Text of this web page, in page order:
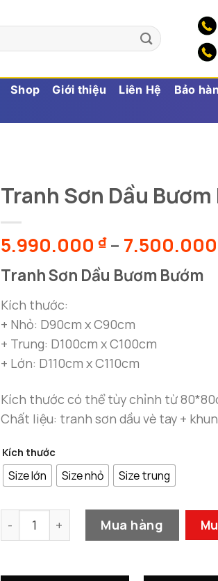
Shop Giới thiệu Liên Hệ Bảo
Tranh Sơn Dầu Bươm
5.990.000 ₫ – 7.500.000
Tranh Sơn Dầu Bươm Bướm
Kích thước:
+ Nhỏ: D90cm x C90cm
+ Trung: D100cm x C100cm
+ Lớn: D110cm x C110cm
Kích thước có thể tùy chỉnh từ
Chất liệu: tranh sơn dầu vè tay +
Kích thước
Size lớn Size nhỏ Size trung
Tranh Sơn Dầu Bươm Bướm số lượng
Mua hàng